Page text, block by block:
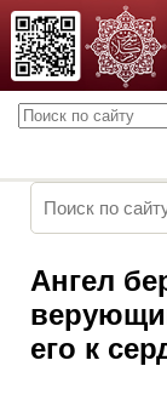
Ангел
его к